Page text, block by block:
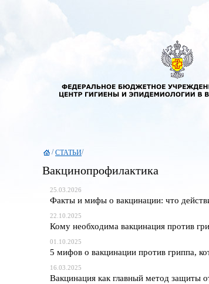
/СТАТЬИ/
Вакцинопрофилактика
25.03.2026
Факты и мифы о вакцинации: что
22.10.2025
Кому необходима вакцинация против
01.10.2025
5 мифов о вакцинации против гриппа,
16.03.2025
Вакцинация как главный метод защиты